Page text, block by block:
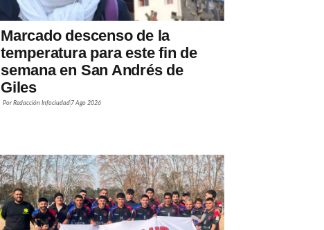
Marcado descenso de la
temperatura para este fin de
semana en San Andrés de
Giles
Por Redacción Infociudad 7 Ago 2026